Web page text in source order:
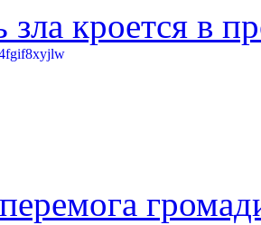
зла кроется в